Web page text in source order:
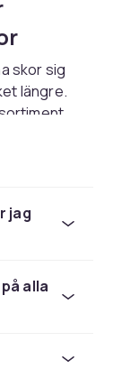
skor sig
längre.
du allt
i all
jag
alla